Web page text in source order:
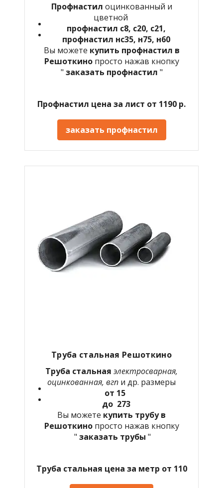
Профнастил оцинкованный и
цветной
профнастил с8, с20, с21,
профнастил нс35, н75, н60
Вы можете купить профнастил в
Решоткино просто нажав кнопку
" заказать профнастил "
Профнастил цена за лист от 1190 р.
заказать профнастил
Труба стальная Решоткино
Труба стальная электросварная,
оцинкованная, вгп и др. размеры
от 15
до 273
Вы можете купить трубу в
Решоткино просто нажав кнопку
" заказать трубы "
Труба стальная цена за метр от 110